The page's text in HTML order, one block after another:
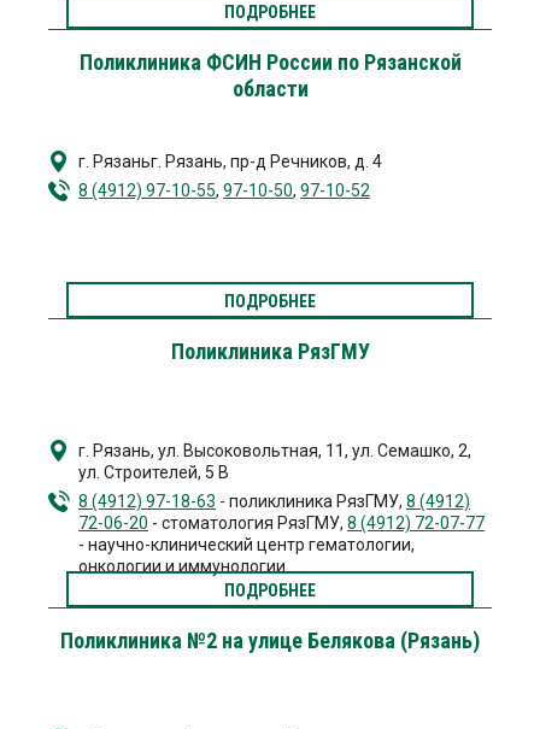
ПОДРОБНЕЕ
Поликлиника ФСИН России по Рязанской
области
г. Рязаньг. Рязань, пр-д Речников, д. 4
8 (4912) 97-10-55, 97-10-50, 97-10-52
ПОДРОБНЕЕ
Поликлиника РязГМУ
г. Рязань, ул. Высоковольтная, 11, ул. Семашко, 2,
ул. Строителей, 5 В
8 (4912) 97-18-63 - поликлиника РязГМУ, 8 (4912)
72-06-20 - стоматология РязГМУ, 8 (4912) 72-07-77
- научно-клинический центр гематологии,
онкологии и иммунологии
ПОДРОБНЕЕ
Поликлиника №2 на улице Белякова (Рязань)